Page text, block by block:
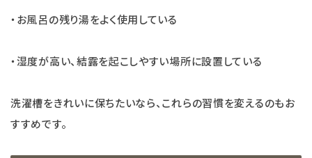
・お風呂の残り湯をよく使用している
・湿度が高い、結露を起こしやすい場所に設置している
洗濯槽をきれいに保ちたいなら、これらの習慣を変えるのもお
すすめです。